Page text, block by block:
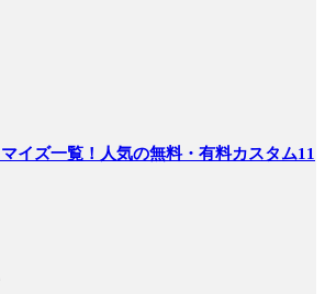
イズ一覧！人気の無料・有料カスタム11